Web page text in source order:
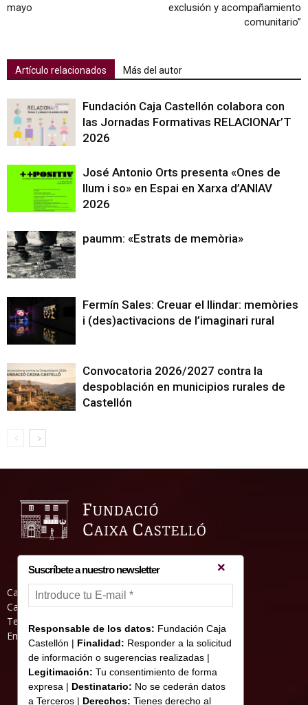
mayo
exclusión y acompañamiento
comunitario”
Artículo relacionados Más del autor
Fundación Caja Castellón colabora con
las Jornadas Formativas RELACIONAr’T
2026
José Antonio Orts presenta «Ones de
llum i so» en Espai en Xarxa d’ANIAV
2026
paumm: «Estrats de memòria»
Fermín Sales: Creuar el llindar: memòries
i (des)activacions de l’imaginari rural
Convocatoria 2026/2027 contra la
despoblación en municipios rurales de
Castellón
Casa Abadia, Pl. de la Hierba s/nº, 12001
Castelló de la Plana
Teléfono: 964 23 25 51
Email: informacion@fundacioncajacastellon.es
Suscríbete a nuestro newsletter
Responsable de los datos: Fundación Caja
Castellón | Finalidad: Responder a la solicitud
de información o sugerencias realizadas |
Legitimación: Tu consentimiento de forma
expresa | Destinatario: No se cederán datos
a Terceros | Derechos: Tienes derecho al